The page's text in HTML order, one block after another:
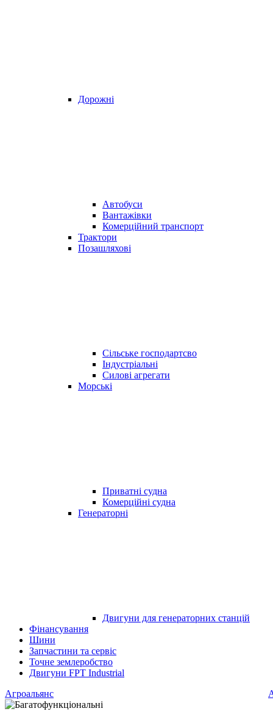
Дорожні
Автобуси
Вантажівки
Комерційний транспорт
Трактори
Позашляхові
Сільське господартсво
Індустріальні
Силові агрегати
Морські
Приватні судна
Комерційні судна
Генераторні
Двигуни для генераторних станцій
Фінансування
Шини
Запчастини та сервіс
Точне землеробство
Двигуни FPT Industrial
Агроальянс